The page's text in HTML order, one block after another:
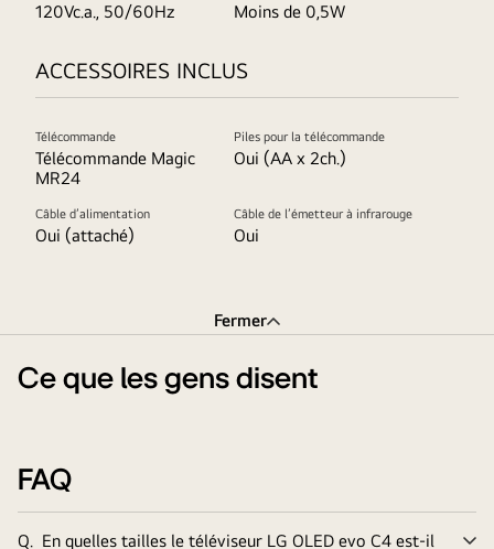
120Vc.a., 50/60Hz Moins de 0,5W
ACCESSOIRES INCLUS
Télécommande
Télécommande Magic
MR24
Piles pour la télécommande
Oui (AA x 2ch.)
Câble d’alimentation
Oui (attaché)
Câble de l’émetteur à infrarouge
Oui
Fermer
Ce que les gens disent
FAQ
Q. En quelles tailles le téléviseur LG OLED evo C4 est-il